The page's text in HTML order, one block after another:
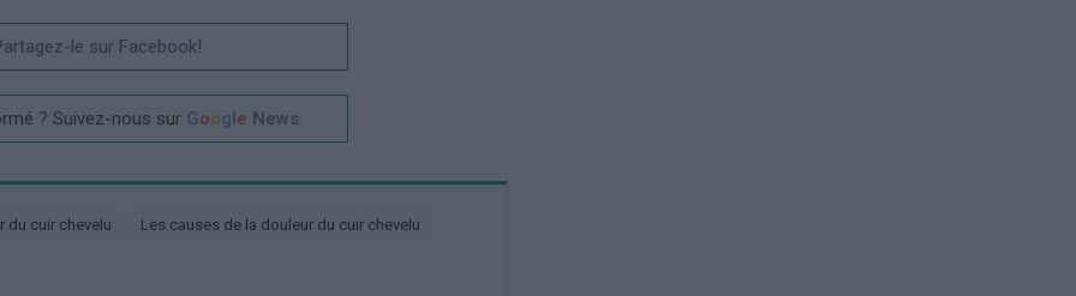
le sur Facebook!
? Suivez-nous sur Google News
du cuir chevelu Les causes de la douleur du cuir chevelu